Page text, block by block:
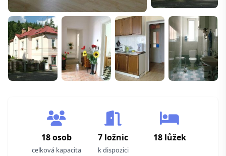
18 osob
celková kapacita
7 ložnic
k dispozici
18 lůžek